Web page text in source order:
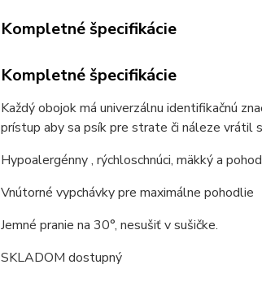
Kompletné špecifikácie
Kompletné špecifikácie
Každý obojok má univerzálnu identifikačnú
prístup aby sa psík pre strate či náleze vrátil
Hypoalergénny , rýchloschnúci, mäkký a
Vnútorné vypchávky pre maximálne pohodlie
Jemné pranie na 30°, nesušiť v sušičke.
SKLADOM dostupný